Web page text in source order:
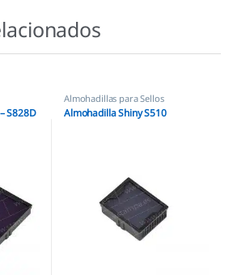
Shiny
S828D
Almohadillas para Sellos
Automáticos ,Almohadillas Shiny
Almohadilla Shiny S510